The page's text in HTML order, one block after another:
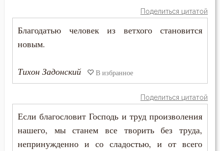
Послушание
Похвала
Почитание Бога
Праведность
Поделиться цитатой
Благодатью человек из ветхого становится
новым.
Тихон Задонский В избранное
Поделиться цитатой
Если благословит Господь и труд произволения
нашего, мы станем все творить без труда,
непринужденно и со сладостью, и от всего